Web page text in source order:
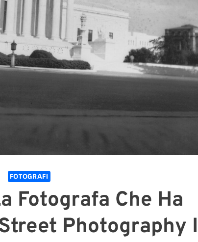
FOTOGRAFI
Fotografa Che Ha
Photography